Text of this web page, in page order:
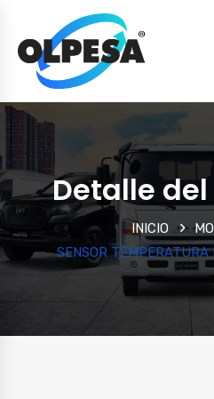
Detalle
INICIO
SENSOR